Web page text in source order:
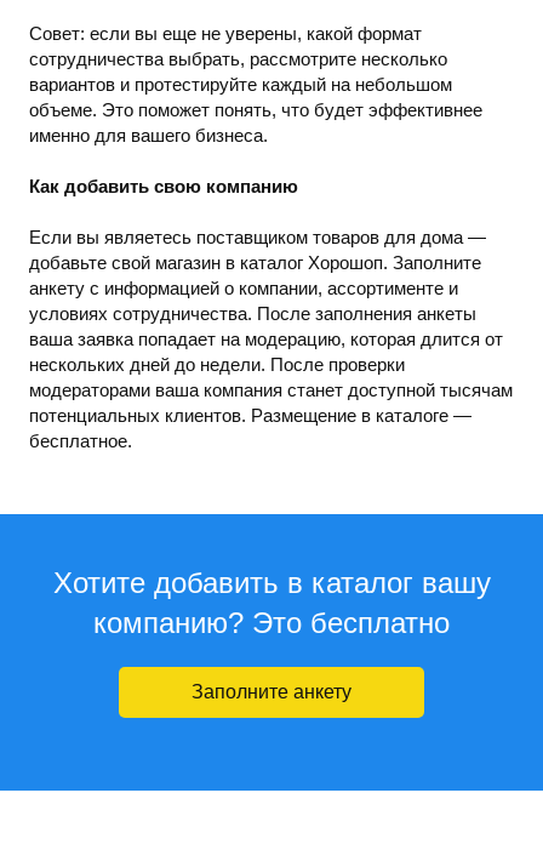
Совет: если вы еще не уверены, какой формат
сотрудничества выбрать, рассмотрите несколько
вариантов и протестируйте каждый на небольшом
объеме. Это поможет понять, что будет эффективнее
именно для вашего бизнеса.
Как добавить свою компанию
Если вы являетесь поставщиком товаров для дома —
добавьте свой магазин в каталог Хорошоп. Заполните
анкету с информацией о компании, ассортименте и
условиях сотрудничества. После заполнения анкеты
ваша заявка попадает на модерацию, которая длится от
нескольких дней до недели. После проверки
модераторами ваша компания станет доступной тысячам
потенциальных клиентов. Размещение в каталоге —
бесплатное.
Хотите добавить в каталог вашу
компанию? Это бесплатно
Заполните анкету